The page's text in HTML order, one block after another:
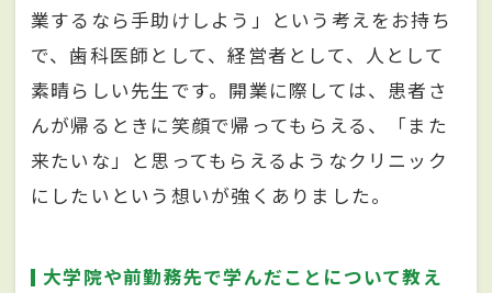
業するなら手助けしよう」という考えをお持ち
で、歯科医師として、経営者として、人として
素晴らしい先生です。開業に際しては、患者さ
んが帰るときに笑顔で帰ってもらえる、「また
来たいな」と思ってもらえるようなクリニック
にしたいという想いが強くありました。
大学院や前勤務先で学んだことについて教え